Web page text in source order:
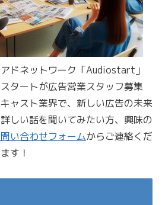
ドネットワーク「Audiostart」
タートが広告営業スタッフ募集
ャスト業界で、新しい広告の未来
しい話を聞いてみたい方、興味の
い合わせフォームからご連絡くだ
す！